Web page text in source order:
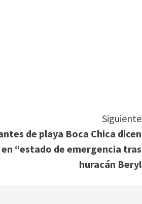
Siguiente
de playa Boca Chica dicen
“estado de emergencia tras
huracán Beryl